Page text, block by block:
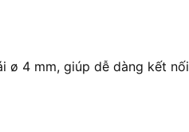
ø 4 mm, giúp dễ dàng kết